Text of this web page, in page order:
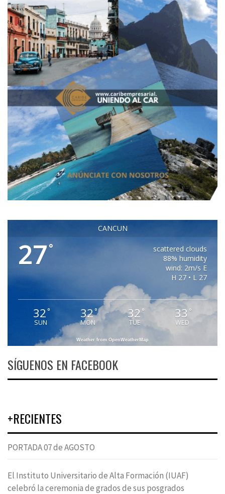
CANCUN
27°
scattered clouds
88% humidity
wind: 2m/s E
H 27 • L 27
32°
SUN
32°
MON
32 °
TUE
33 °
WED
Weather from OpenWeatherMap
SÍGUENOS EN FACEBOOK
+RECIENTES
PORTADA 07 de AGOSTO
El Instituto Universitario de Alta Formación (IUAF)
celebró la ceremonia de grados de sus posgrados